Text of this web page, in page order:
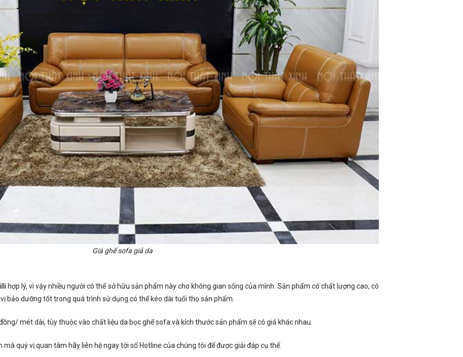
Giá ghế sofa giả da
hợp lý, vì vậy nhiều người có thể sở hữu sản phẩm này cho không gian sống của mình. Sản phẩm có chất lượng cao, có
bảo dưỡng tốt trong quá trình sử dụng có thể kéo dài tuổi thọ sản phẩm.
mét dài, tùy thuộc vào chất liệu da bọc ghế sofa và kích thước sản phẩm sẽ có giá khác nhau.
quý vị quan tâm hãy liên hệ ngay tới số Hotline của chúng tôi để được giải đáp cụ thể.